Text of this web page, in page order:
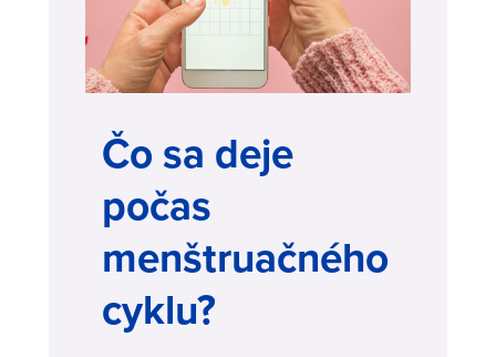
Čo sa deje
počas
menštruačného
cyklu?